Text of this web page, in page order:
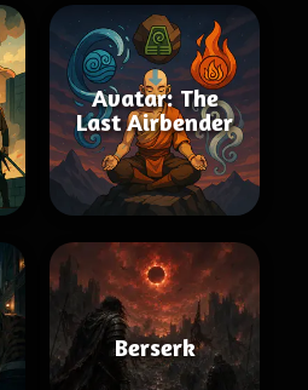
Avatar: The
Last Airbender
Berserk